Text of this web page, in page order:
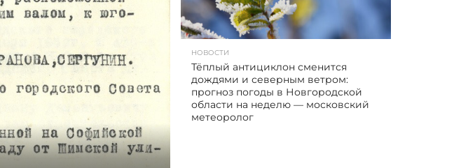
НОВОСТИ
Тёплый антициклон сменится
дождями и северным ветром:
прогноз погоды в Новгородской
области на неделю — московский
метеоролог